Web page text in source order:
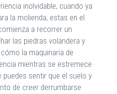
inolvidable, cuando ya
la molienda, estas en el
a recorrer un
las piedras volandera y
la maquinaria de
mientras se estremece
sentir que el suelo y
de creer derrumbarse